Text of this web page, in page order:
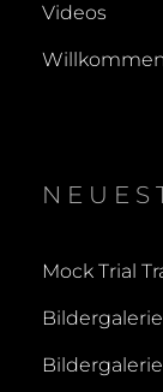
Videos
Willkommen
Mock Trial
Bildergalerie
Bildergalerie